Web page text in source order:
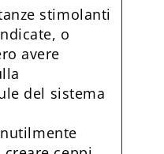
stimolanti
o
avere
del sistema